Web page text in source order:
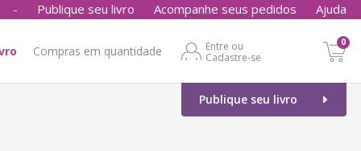
- Publique seu livro Acompanhe seus pedidos Ajuda
Compras em quantidade
Entre ou
Cadastre-se
0
Publique seu livro